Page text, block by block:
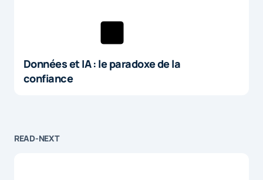
Données et IA : le paradoxe de la
confiance
READ-NEXT